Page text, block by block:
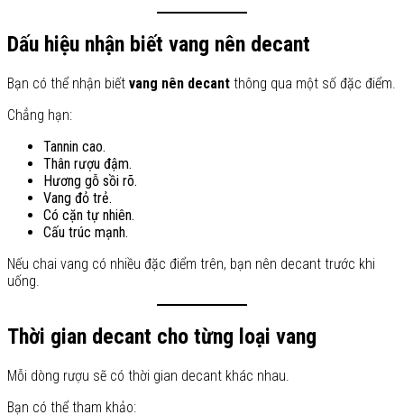
Dấu hiệu nhận biết vang nên decant
Bạn có thể nhận biết vang nên decant thông qua một số đặc điểm.
Chẳng hạn:
Tannin cao.
Thân rượu đậm.
Hương gỗ sồi rõ.
Vang đỏ trẻ.
Có cặn tự nhiên.
Cấu trúc mạnh.
Nếu chai vang có nhiều đặc điểm trên, bạn nên decant trước khi
uống.
Thời gian decant cho từng loại vang
Mỗi dòng rượu sẽ có thời gian decant khác nhau.
Bạn có thể tham khảo: